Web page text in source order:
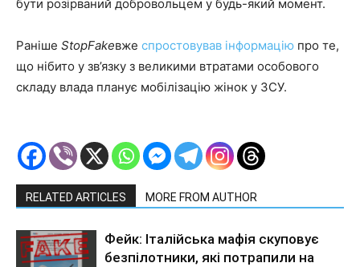
бути розірваний добровольцем у будь-який момент.
Раніше StopFakeвже спростовував інформацію про те,
що нібито у зв’язку з великими втратами особового
складу влада планує мобілізацію жінок у ЗСУ.
RELATED ARTICLES MORE FROM AUTHOR
Фейк: Італійська мафія скуповує
безпілотники, які потрапили на